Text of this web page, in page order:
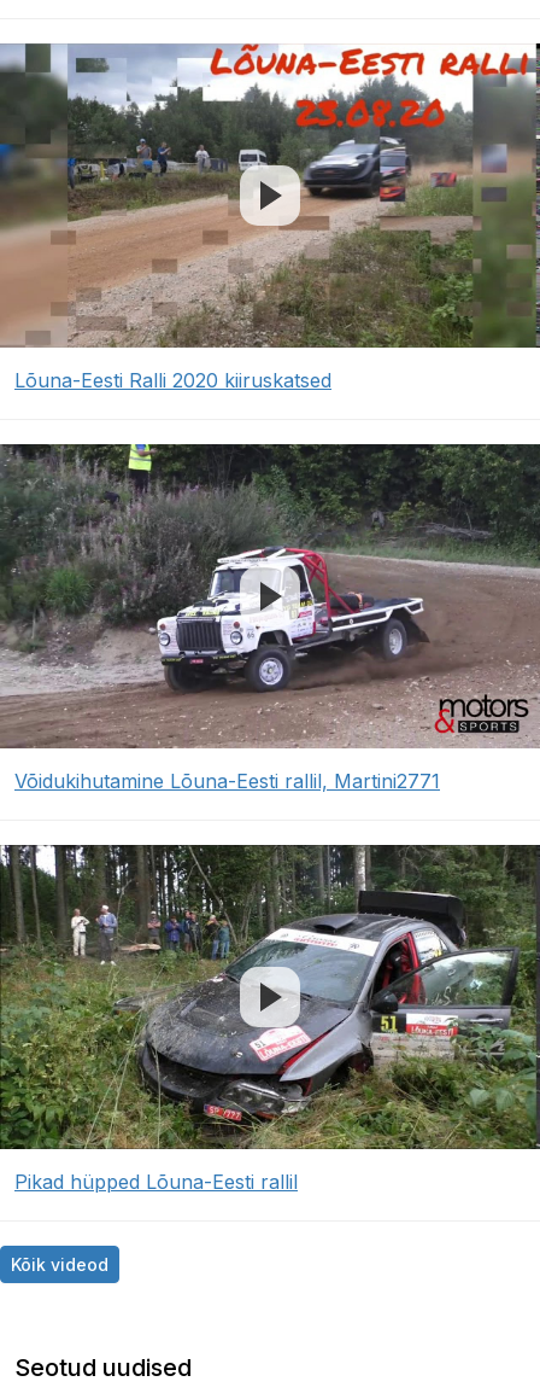
Lõuna-Eesti Ralli 2020 kiiruskatsed
Võidukihutamine Lõuna-Eesti rallil, Martini2771
Pikad hüpped Lõuna-Eesti rallil
Kõik videod
Seotud uudised